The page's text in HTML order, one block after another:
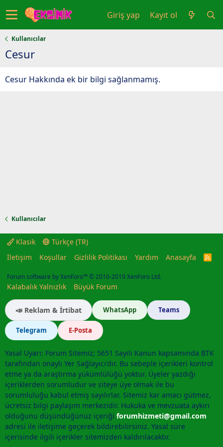
Giriş yap Kayıt ol
Kullanıcılar
Cesur
Cesur Hakkında ek bir bilgi sağlanmamış.
Kullanıcılar
Klasik
Türkçe (TR)
İletişim
Koşullar Gizlilik Politikası Yardım Anasayfa
R
Forum software by XenForo™© 2010-2019 XenForo Ltd.
Kalabalık Yalnızlık Büyük Forum
📣 Reklam & İrtibat WhatsApp Teams
Telegram E-Posta
Yasal Uyarı: Forum Sitemiz; 5651 Sayılı Kanun kapsamında BTK
tarafından onaylı Yer Sağlayıcı'dır. Bu sebeple içerikleri kontrol
etme ya da araştırma yükümlülüğü yoktur. Üyeler yazdığı
içeriklerden sorumludur ve siteye üye olmak ile bu
sorumluluğu kabul etmiş sayılırlar. Sitemiz kar amacı gütmez,
ücretsiz bilgi paylaşım merkezidir. Hukuka ve mevzuata aykırı
olduğunu düşündüğünüz içeriği forumhizmeti@gmail.com
adresi ile iletişime geçerek bildirebilirsiniz. Yasal süre
içerisinde ilgili içerikler sitemizden kaldırılacaktır.